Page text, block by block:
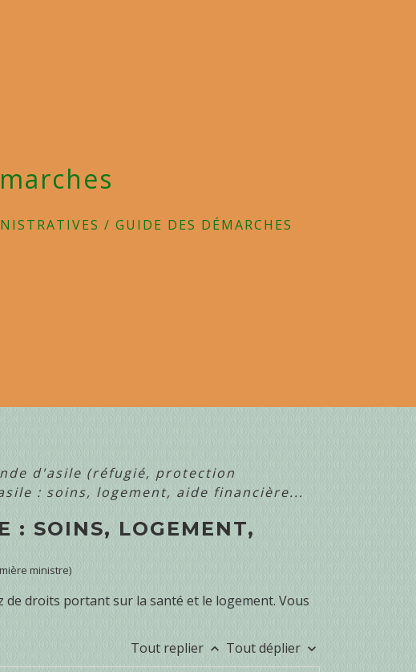
/ GUIDE DES DÉMARCHES
d'asile (réfugié, protection
: soins, logement, aide financière...
: SOINS, LOGEMENT,
ministre)
de droits portant sur la santé et le logement. Vous
Tout replier keyboard_arrow_up Tout déplier keyboard_arrow_down